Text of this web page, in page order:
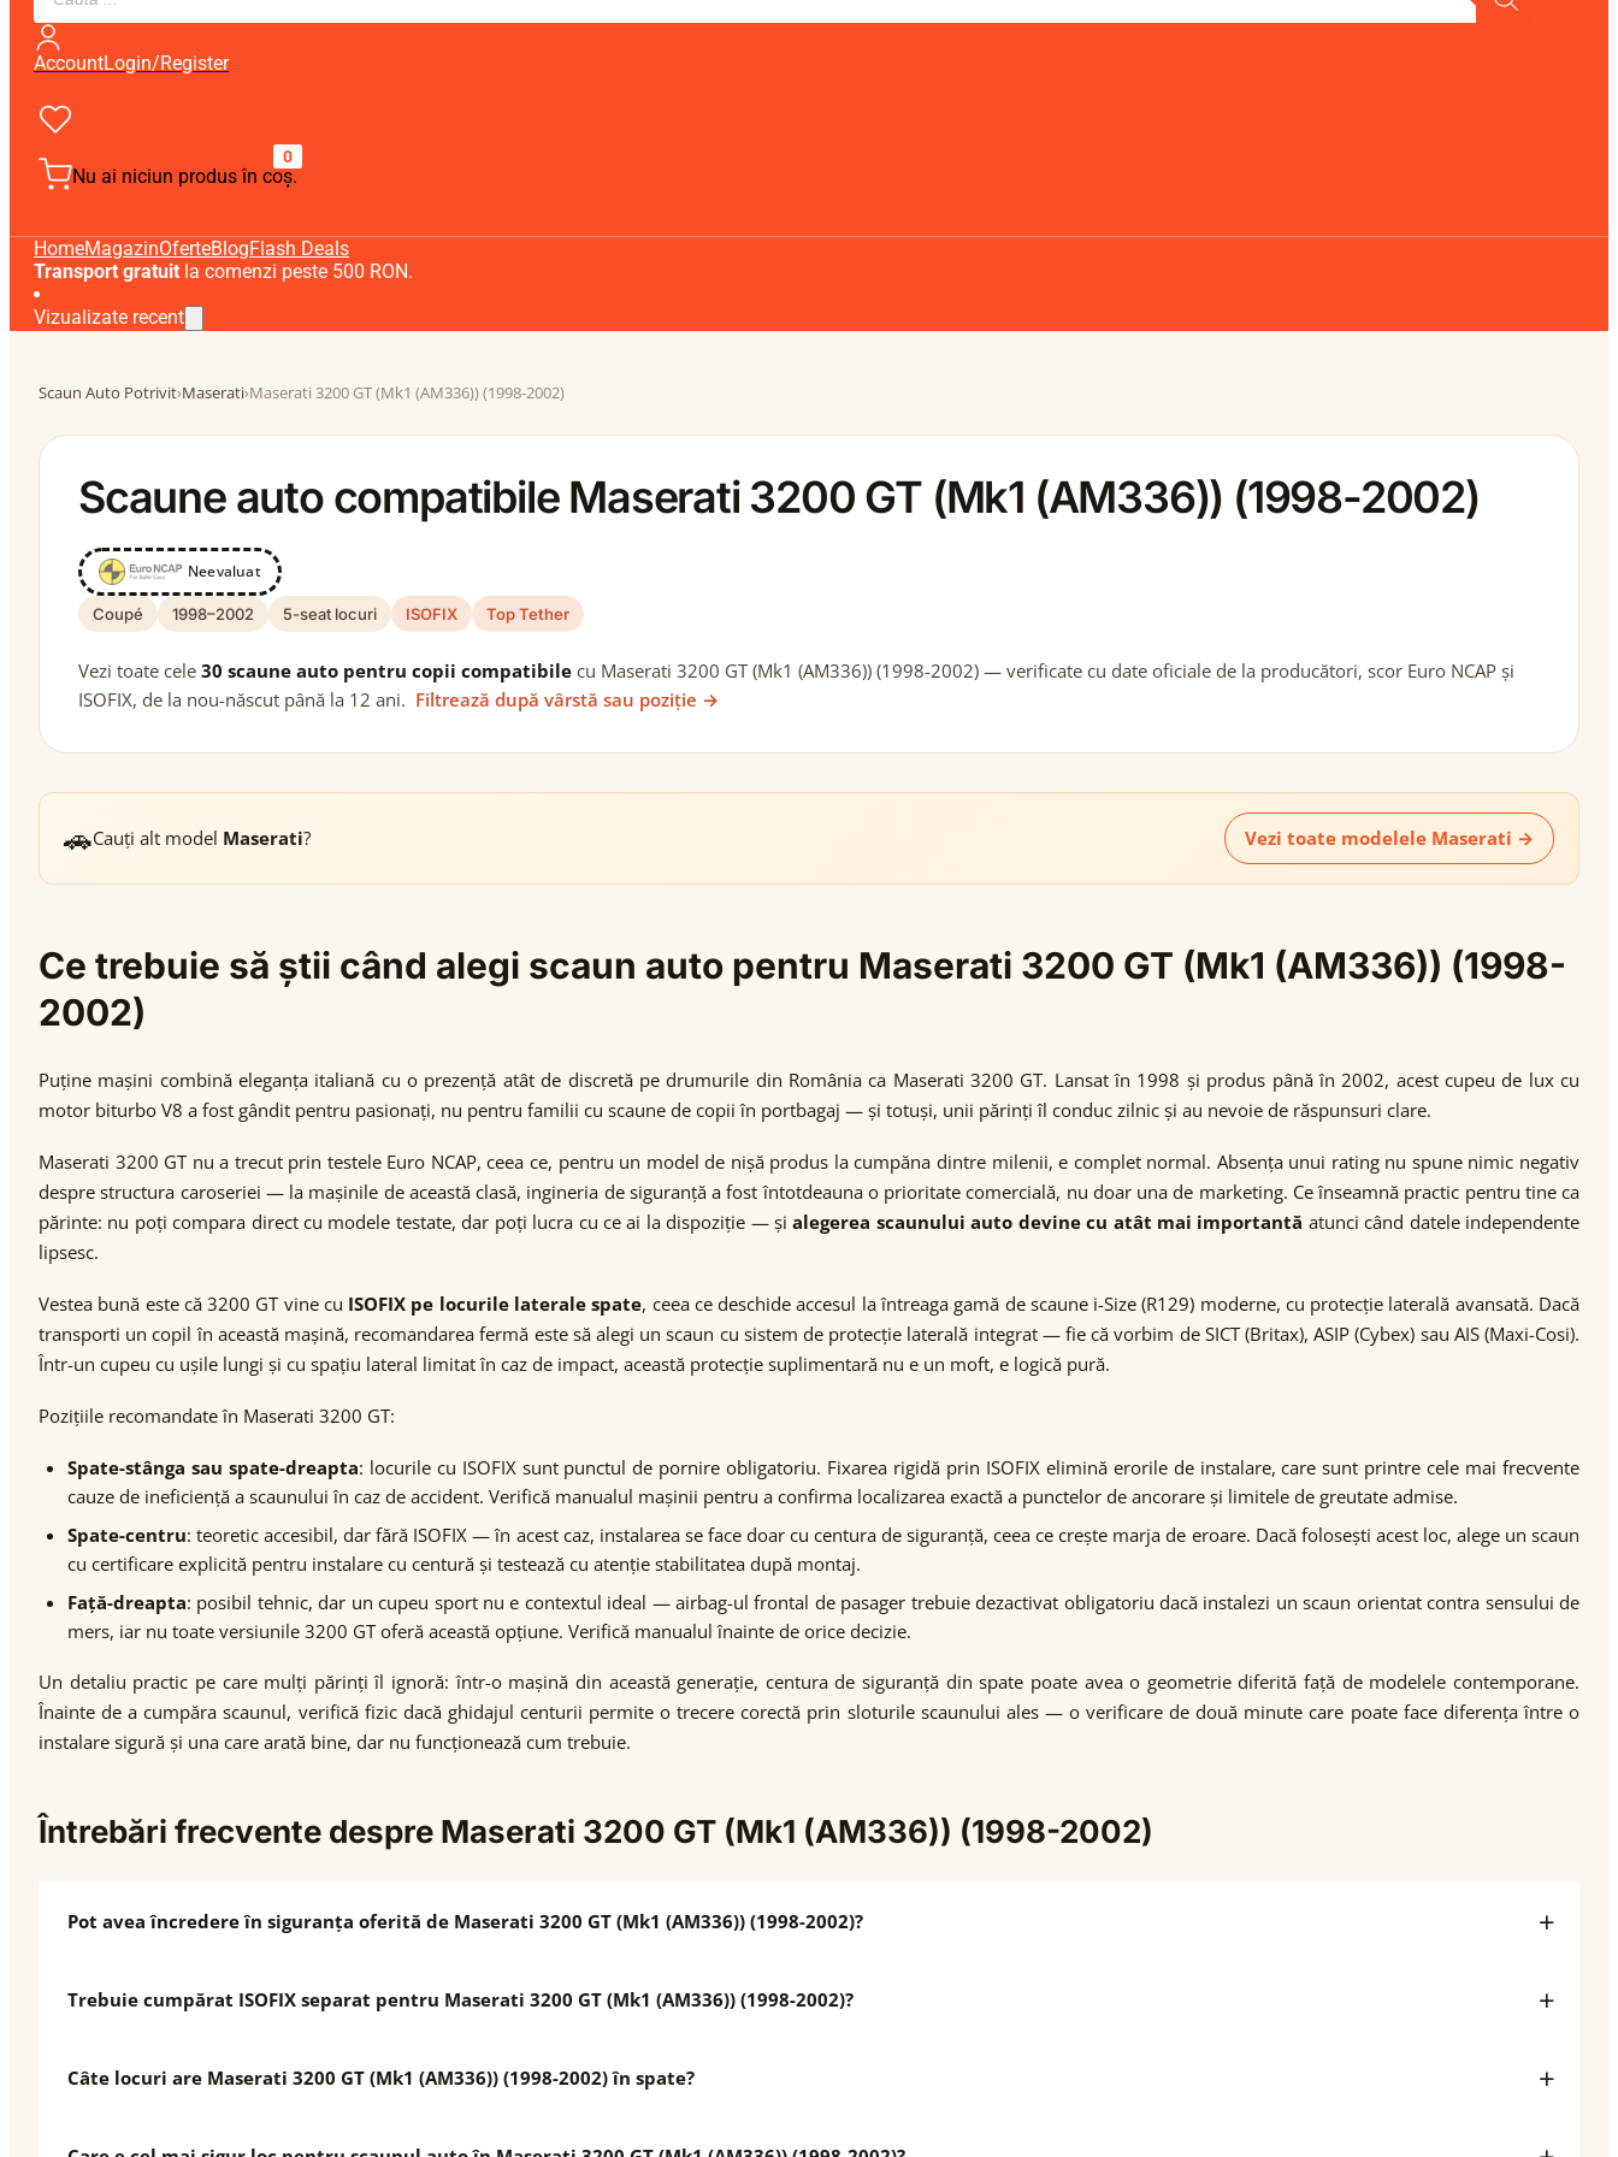
AccountLogin/Register
0
Nu ai niciun produs în coș.
HomeMagazinOferteBlogFlash Deals
Transport gratuit la comenzi peste 500 RON.
Vizualizate recent
Scaun Auto Potrivit›Maserati›Maserati 3200 GT (Mk1 (AM336)) (1998-2002)
Scaune auto compatibile Maserati 3200 GT (Mk1 (AM336)) (1998-2002)
Neevaluat
Coupé 1998–2002 5-seat locuri ISOFIX Top Tether
Vezi toate cele 30 scaune auto pentru copii compatibile cu Maserati 3200 GT (Mk1 (AM336)) (1998-2002) — verificate cu date oficiale de la producători, scor Euro NCAP și
ISOFIX, de la nou-născut până la 12 ani. Filtrează după vârstă sau poziție →
🚗Cauți alt model Maserati? Vezi toate modelele Maserati →
Ce trebuie să știi când alegi scaun auto pentru Maserati 3200 GT (Mk1 (AM336)) (1998-
2002)
Puține mașini combină eleganța italiană cu o prezență atât de discretă pe drumurile din România ca Maserati 3200 GT. Lansat în 1998 și produs până în 2002, acest cupeu de lux cu
motor biturbo V8 a fost gândit pentru pasionați, nu pentru familii cu scaune de copii în portbagaj — și totuși, unii părinți îl conduc zilnic și au nevoie de răspunsuri clare.
Maserati 3200 GT nu a trecut prin testele Euro NCAP, ceea ce, pentru un model de nișă produs la cumpăna dintre milenii, e complet normal. Absența unui rating nu spune nimic negativ
despre structura caroseriei — la mașinile de această clasă, ingineria de siguranță a fost întotdeauna o prioritate comercială, nu doar una de marketing. Ce înseamnă practic pentru tine ca
părinte: nu poți compara direct cu modele testate, dar poți lucra cu ce ai la dispoziție — șialegerea scaunului auto devine cu atât mai importantă atunci când datele independente
lipsesc.
Vestea bună este că 3200 GT vine cu ISOFIX pe locurile laterale spate, ceea ce deschide accesul la întreaga gamă de scaune i-Size (R129) moderne, cu protecție laterală avansată. Dacă
transporti un copil în această mașină, recomandarea fermă este să alegi un scaun cu sistem de protecție laterală integrat — fie că vorbim de SICT (Britax), ASIP (Cybex) sau AIS (Maxi-Cosi).
Într-un cupeu cu ușile lungi și cu spațiu lateral limitat în caz de impact, această protecție suplimentară nu e un moft, e logică pură.
Pozițiile recomandate în Maserati 3200 GT:
Spate-stânga sau spate-dreapta: locurile cu ISOFIX sunt punctul de pornire obligatoriu. Fixarea rigidă prin ISOFIX elimină erorile de instalare, care sunt printre cele mai frecvente
cauze de ineficiență a scaunului în caz de accident. Verifică manualul mașinii pentru a confirma localizarea exactă a punctelor de ancorare și limitele de greutate admise.
Spate-centru: teoretic accesibil, dar fără ISOFIX — în acest caz, instalarea se face doar cu centura de siguranță, ceea ce crește marja de eroare. Dacă folosești acest loc, alege un scaun
cu certificare explicită pentru instalare cu centură și testează cu atenție stabilitatea după montaj.
Față-dreapta: posibil tehnic, dar un cupeu sport nu e contextul ideal — airbag-ul frontal de pasager trebuie dezactivat obligatoriu dacă instalezi un scaun orientat contra sensului de
mers, iar nu toate versiunile 3200 GT oferă această opțiune. Verifică manualul înainte de orice decizie.
Un detaliu practic pe care mulți părinți îl ignoră: într-o mașină din această generație, centura de siguranță din spate poate avea o geometrie diferită față de modelele contemporane.
Înainte de a cumpăra scaunul, verifică fizic dacă ghidajul centurii permite o trecere corectă prin sloturile scaunului ales — o verificare de două minute care poate face diferența între o
instalare sigură și una care arată bine, dar nu funcționează cum trebuie.
Întrebări frecvente despre Maserati 3200 GT (Mk1 (AM336)) (1998-2002)
Pot avea încredere în siguranța oferită de Maserati 3200 GT (Mk1 (AM336)) (1998-2002)?
Trebuie cumpărat ISOFIX separat pentru Maserati 3200 GT (Mk1 (AM336)) (1998-2002)?
Câte locuri are Maserati 3200 GT (Mk1 (AM336)) (1998-2002) în spate?